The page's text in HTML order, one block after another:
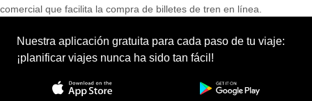
comercial que facilita la compra de billetes de tren en línea.
Nuestra aplicación gratuita para cada paso de tu viaje:
¡planificar viajes nunca ha sido tan fácil!